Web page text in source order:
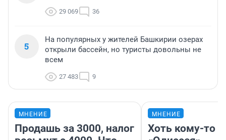
29 069 36
5
На популярных у жителей Башкирии озерах
открыли бассейн, но туристы довольны не
всем
27 483 9
МНЕНИЕ
Продашь за 3000, налог
МНЕНИЕ
Хоть кому-то